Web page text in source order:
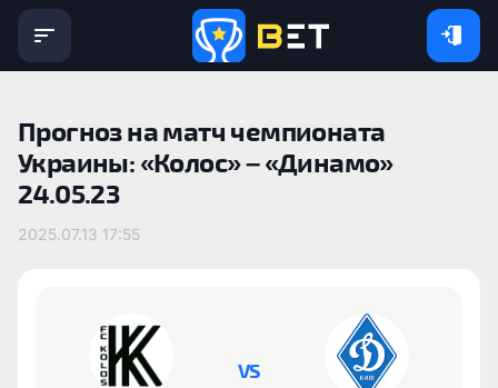
Прогноз на матч чемпионата
Украины: «Колос» – «Динамо»
24.05.23
2025.07.13 17:55
VS